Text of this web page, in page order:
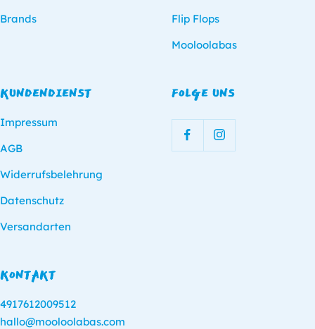
Brands
Flip Flops
Mooloolabas
KUNDENDIENST
Impressum
AGB
Widerrufsbelehrung
Datenschutz
Versandarten
FOLGE UNS
KONTAKT
4917612009512
hallo@mooloolabas.com